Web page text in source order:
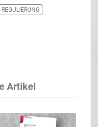
Artikel